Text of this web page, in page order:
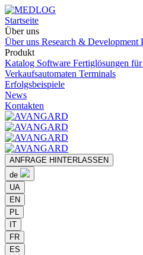
Startseite
Über uns
Über uns Research & Development
Produkt
Katalog Software Fertiglösungen
Verkaufsautomaten Terminals
Erfolgsbeispiele
News
Kontakten
ANFRAGE HINTERLASSEN
de
UA
EN
PL
IT
FR
ES